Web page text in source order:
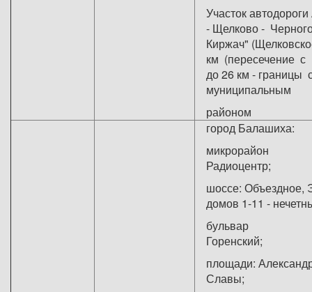
Участок
- Щелково -
Киржач"
км (пересечение с
до 26 км - границы
муниципальным
город Балашиха:
микрорайон
шоссе: Объездное,
домов 1-11 -
бульвар
площади:
Славы;